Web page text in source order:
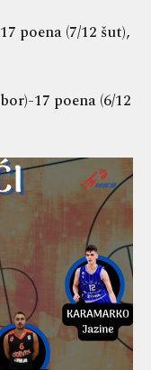
poena (7/12 šut),
17 poena (6/12